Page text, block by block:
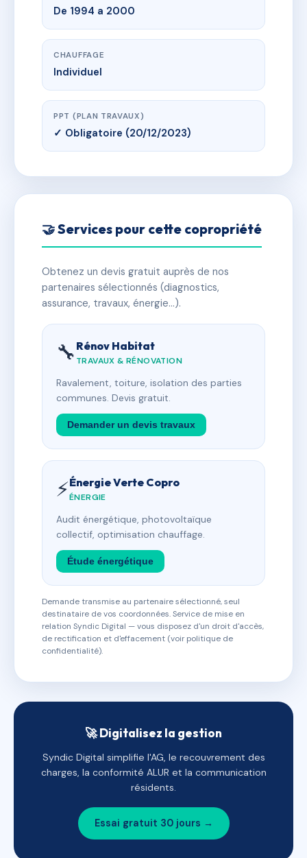
De 1994 a 2000
CHAUFFAGE
Individuel
PPT (PLAN TRAVAUX)
✓ Obligatoire (20/12/2023)
🤝 Services pour cette copropriété
Obtenez un devis gratuit auprès de nos
partenaires sélectionnés (diagnostics,
assurance, travaux, énergie…).
🔧 Rénov Habitat
TRAVAUX & RÉNOVATION
Ravalement, toiture, isolation des parties
communes. Devis gratuit.
Demander un devis travaux
⚡Énergie Verte Copro
ÉNERGIE
Audit énergétique, photovoltaïque
collectif, optimisation chauffage.
Étude énergétique
Demande transmise au partenaire sélectionné, seul
destinataire de vos coordonnées. Service de mise en
relation Syndic Digital — vous disposez d'un droit d'accès,
de rectification et d'effacement (voir politique de
confidentialité).
🚀 Digitalisez la gestion
Syndic Digital simplifie l'AG, le recouvrement des
charges, la conformité ALUR et la communication
résidents.
Essai gratuit 30 jours →